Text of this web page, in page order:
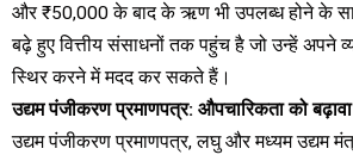
और ₹50,000 के बाद के ऋण भी उपलब्ध होने के
बढ़े हुए वित्तीय संसाधनों तक पहुंच है जो उन्हें अपने
स्थिर करने में मदद कर सकते हैं।
उद्यम पंजीकरण प्रमाणपत्र: औपचारिकता को
उद्यम पंजीकरण प्रमाणपत्र, लघु और मध्यम उद्यम